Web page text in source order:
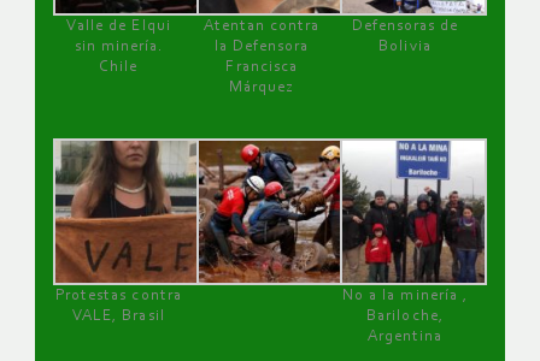
Valle de Elqui
sin minería.
Chile
Atentan contra
la Defensora
Francisca
Márquez
Defensoras de
Bolivia
Protestas contra
VALE, Brasil
No a la minería ,
Bariloche,
Argentina